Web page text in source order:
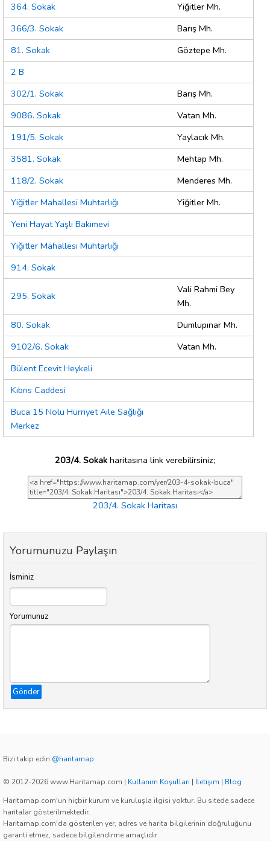
364. Sokak
Yiğitler Mh.
366/3. Sokak
Barış Mh.
81. Sokak
Göztepe Mh.
2 B
302/1. Sokak
Barış Mh.
9086. Sokak
Vatan Mh.
191/5. Sokak
Yaylacık Mh.
3581. Sokak
Mehtap Mh.
118/2. Sokak
Menderes Mh.
Yiğitler Mahallesi Muhtarlığı
Yiğitler Mh.
Yeni Hayat Yaşlı Bakımevi
Yiğitler Mahallesi Muhtarlığı
914. Sokak
295. Sokak
Vali Rahmi Bey
Mh.
80. Sokak
Dumlupınar Mh.
9102/6. Sokak
Vatan Mh.
Bülent Ecevit Heykeli
Kıbrıs Caddesi
Buca 15 Nolu Hürriyet Aile Sağlığı
Merkez
203/4. Sokak haritasına link verebilirsiniz;
203/4. Sokak Haritası
Yorumunuzu Paylaşın
İsminiz
Yorumunuz
Gönder
Bizi takip edin @haritamap
© 2012-2026 www.Haritamap.com | Kullanım Koşulları | İletişim | Blog
Haritamap.com'un hiçbir kurum ve kuruluşla ilgisi yoktur. Bu sitede sadece
haritalar gösterilmektedir.
Haritamap.com'da gösterilen yer, adres ve harita bilgilerinin doğruluğunu
garanti etmez, sadece bilgilendirme amaçlıdır.